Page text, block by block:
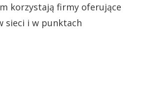
korzystają firmy oferujące
sieci i w punktach